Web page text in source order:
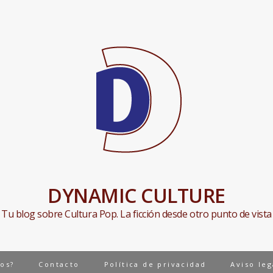
DYNAMIC CULTURE
Tu blog sobre Cultura Pop. La ficción desde otro punto de vista
Contacto Política de privacidad Aviso